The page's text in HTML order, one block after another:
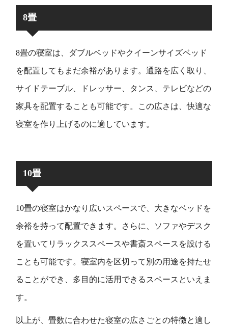
8畳
8畳の寝室は、ダブルベッドやクイーンサイズベッド
を配置してもまだ余裕があります。通路を広く取り、
サイドテーブル、ドレッサー、タンス、テレビなどの
家具を配置することも可能です。この広さは、快適な
寝室を作り上げるのに適しています。
10畳
10畳の寝室はかなり広いスペースで、大きなベッドを
余裕を持って配置できます。さらに、ソファやデスク
を置いてリラックススペースや書斎スペースを設ける
ことも可能です。寝室内を区切って別の用途を持たせ
ることができ、多目的に活用できるスペースといえま
す。
以上が、畳数に合わせた寝室の広さごとの特徴と適し